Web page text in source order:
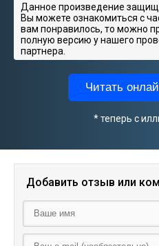
Данное произведение
Вы можете ознакомиться с
вам понравилось, то можно
полную версию у нашего
партнера.
Читать
* теперь с
Добавить отзыв или